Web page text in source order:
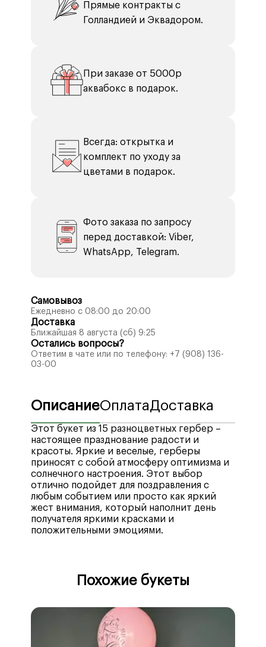
Прямые контракты с
Голландией и Эквадором.
При заказе от 5000р
аквабокс в подарок.
Всегда: открытка и
комплект по уходу за
цветами в подарок.
Фото заказа по запросу
перед доставкой: Viber,
WhatsApp, Telegram.
Самовывоз
Ежедневно с 08:00 до 20:00
Доставка
Ближайшая 8 августа (сб) 9:25
Остались вопросы?
Ответим в чате или по телефону: +7 (908) 136-
03-00
ОписаниеОплата Доставка
Этот букет из 15 разноцветных гербер –
настоящее празднование радости и
красоты. Яркие и веселые, герберы
приносят с собой атмосферу оптимизма и
солнечного настроения. Этот выбор
отлично подойдет для поздравления с
любым событием или просто как яркий
жест внимания, который наполнит день
получателя яркими красками и
положительными эмоциями.
различные платежные системы, кредитные
и дебетовые карты, а также электронные
максимальный комфорт наших клиентов
при совершении покупок, предлагая
надежные и удобные методы оплаты:
Стоимость доставки в отдаленные районы
оформлении заказа.
Минимальное время доставки после
оформления заказа – 25 минут
Похожие букеты